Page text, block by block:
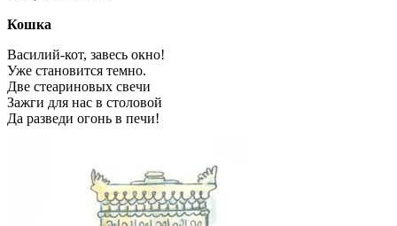
Кошка
Василий-кот, завесь окно!
Уже становится темно.
Две стеариновых свечи
Зажги для нас в столовой
Да разведи огонь в печи!